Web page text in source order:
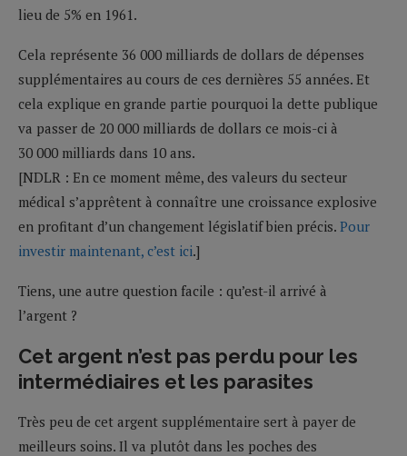
lieu de 5% en 1961.
Cela représente 36 000 milliards de dollars de dépenses
supplémentaires au cours de ces dernières 55 années. Et
cela explique en grande partie pourquoi la dette publique
va passer de 20 000 milliards de dollars ce mois-ci à
30 000 milliards dans 10 ans.
[NDLR : En ce moment même, des valeurs du secteur
médical s’apprêtent à connaître une croissance explosive
en profitant d’un changement législatif bien précis. Pour
investir maintenant, c’est ici.]
Tiens, une autre question facile : qu’est-il arrivé à
l’argent ?
Cet argent n’est pas perdu pour les
intermédiaires et les parasites
Très peu de cet argent supplémentaire sert à payer de
meilleurs soins. Il va plutôt dans les poches des